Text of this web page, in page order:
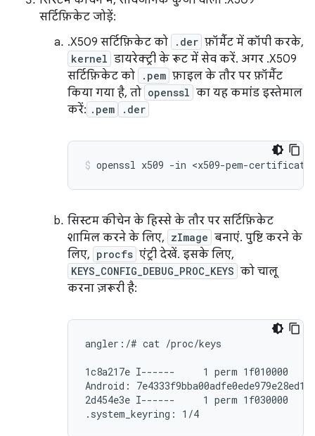
सर्टिफ़िकेट जोड़ें:
.X509 सर्टिफ़िकेट को
.der फ़ॉर्मैट में कॉपी करके,
kernel डायरेक्ट्री के रूट में सेव करें. अगर .X509
सर्टिफ़िकेट को
.pem फ़ाइल के तौर पर फ़ॉर्मैट
किया गया है, तो openssl का यह कमांड इस्तेमाल
करें: .pem .der
openssl x509 -in <x509-pem-
सिस्टम कीचेन के हिस्से के तौर पर सर्टिफ़िकेट
शामिल करने के लिए, zImage बनाएं. पुष्टि करने के
लिए, procfs एंट्री देखें. इसके लिए,
KEYS_CONFIG_DEBUG_PROC_KEYS को चालू
करना ज़रूरी है:
angler:/# cat /proc/keys
1c8a217e I------     1 perm 1f010000
Android:
2d454e3e I------     1 perm 1f030000
.system_keyring: 1/4